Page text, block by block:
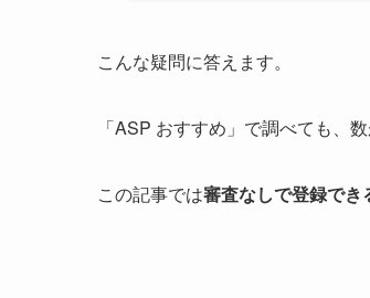
こんな疑問に答えます。
「ASP おすすめ」で調べても、
この記事では審査なしで登録で